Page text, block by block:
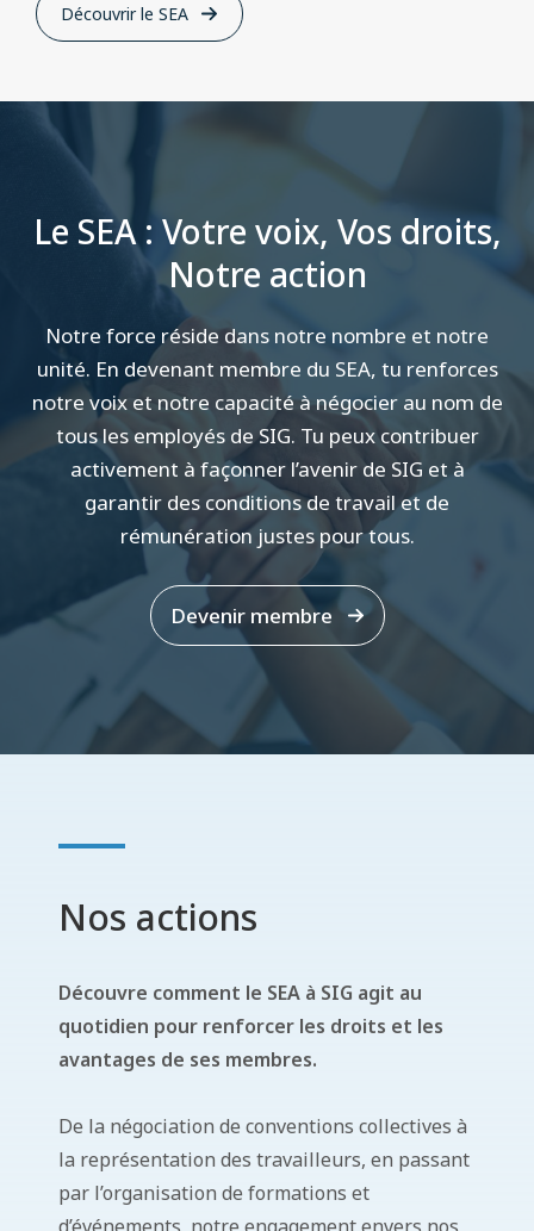
Découvrir le SEA
Le SEA : Votre voix, Vos droits,
Notre action
Notre force réside dans notre nombre et notre
unité. En devenant membre du SEA, tu renforces
notre voix et notre capacité à négocier au nom de
tous les employés de SIG. Tu peux contribuer
activement à façonner l’avenir de SIG et à
garantir des conditions de travail et de
rémunération justes pour tous.
Devenir membre
Nos actions
Découvre comment le SEA à SIG agit au
quotidien pour renforcer les droits et les
avantages de ses membres.
De la négociation de conventions collectives à
la représentation des travailleurs, en passant
par l’organisation de formations et